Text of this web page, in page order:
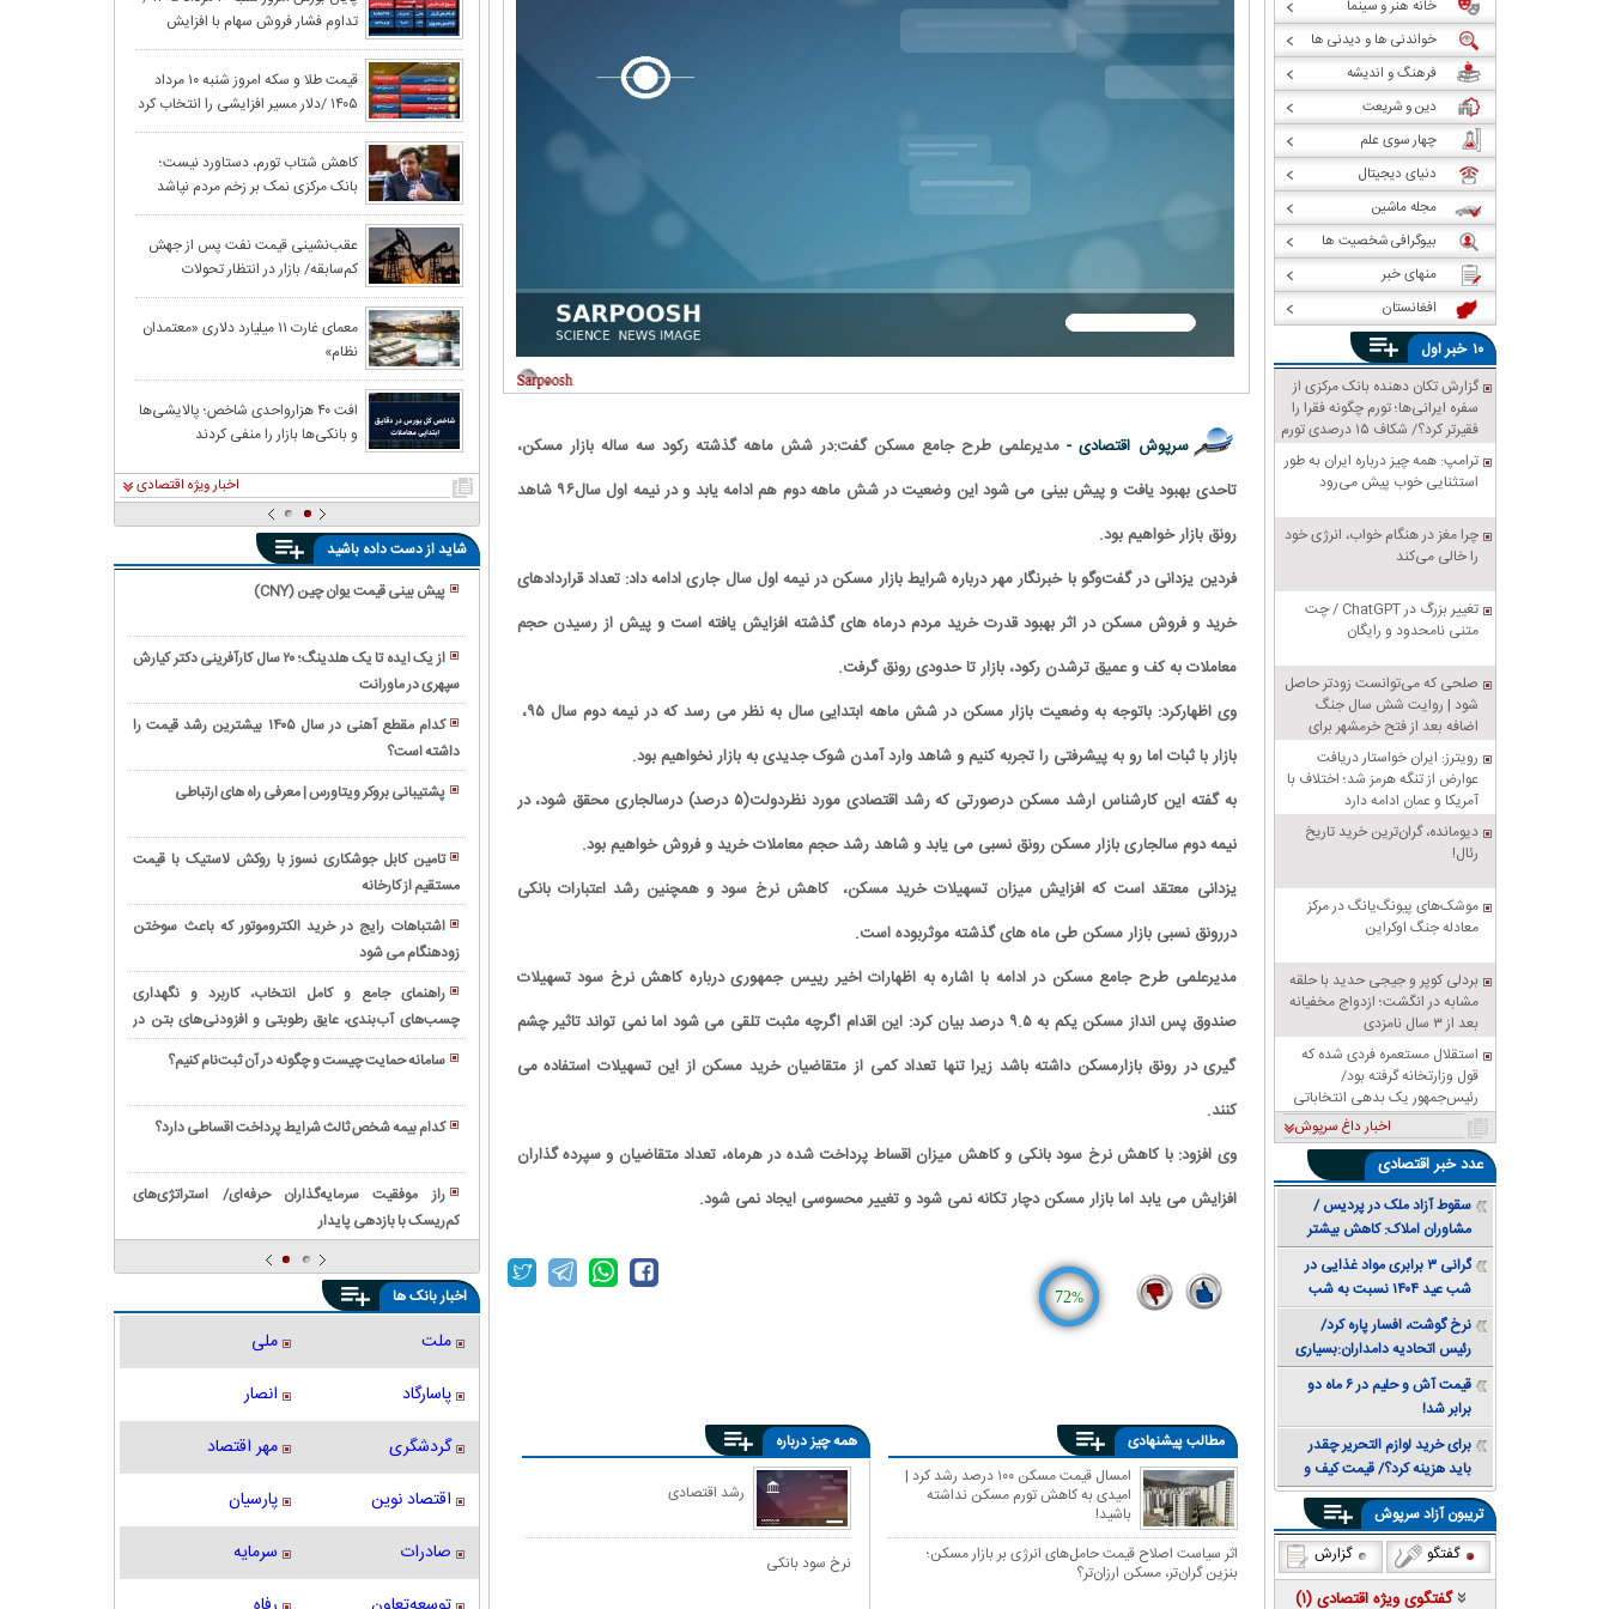
سرپوش اقتصادی - مدیرعلمی طرح جامع مسکن گفت:در شش ماهه گذشته رکود سه ساله بازار مسکن،
تاحدی بهبود یافت و پیش بینی می شود این وضعیت در شش ماهه دوم هم ادامه یابد و در نیمه اول سال۹۶ شاهد
رونق بازار خواهیم بود.
فردین یزدانی در گفت‌وگو با خبرنگار مهر درباره شرایط بازار مسکن در نیمه اول سال جاری ادامه داد: تعداد قراردادهای
خرید و فروش مسکن در اثر بهبود قدرت خرید مردم درماه های گذشته افزایش یافته است و پیش از رسیدن حجم
معاملات به کف و عمیق ترشدن رکود، بازار تا حدودی رونق گرفت.
وی اظهارکرد: باتوجه به وضعیت بازار مسکن در شش ماهه ابتدایی سال به نظر می رسد که در نیمه دوم سال ۹۵، ‌
بازار با ثبات اما رو به پیشرفتی را تجربه کنیم و شاهد وارد آمدن شوک جدیدی به بازار نخواهیم بود.
به گفته این کارشناس ارشد مسکن درصورتی که رشد اقتصادی مورد نظردولت(۵ درصد) درسالجاری محقق شود، در
نیمه دوم سالجاری بازار مسکن رونق نسبی می یابد و شاهد رشد حجم معاملات خرید و فروش خواهیم بود.
یزدانی معتقد است که افزایش میزان تسهیلات خرید مسکن، ‌ کاهش نرخ سود و همچنین رشد اعتبارات بانکی
دررونق نسبی بازار مسکن طی ماه های گذشته موثربوده است.
مدیرعلمی طرح جامع مسکن در ادامه با اشاره به اظهارات اخیر رییس جمهوری درباره کاهش نرخ سود تسهیلات
صندوق پس انداز مسکن یکم به ۹.۵ درصد بیان کرد: این اقدام اگرچه مثبت تلقی می شود اما نمی تواند تاثیر چشم
گیری در رونق بازارمسکن داشته باشد زیرا تنها تعداد کمی از متقاضیان خرید مسکن از این تسهیلات استفاده می
کنند.
وی افزود: با کاهش نرخ سود بانکی و کاهش میزان اقساط پرداخت شده در هرماه، ‌تعداد متقاضیان و سپرده گذاران
افزایش می یابد اما بازار مسکن دچار تکانه نمی شود و تغییر محسوسی ایجاد نمی شود.
72%
مطالب پیشنهادی
امسال قیمت مسکن ۱۰۰ درصد رشد کرد |
امیدی به کاهش تورم مسکن نداشته
باشید!
اثر سیاست اصلاح قیمت حامل‌های انرژی بر بازار مسکن؛
بنزین گران‌تر، مسکن ارزان‌تر؟
همه چیز درباره
رشد اقتصادی
نرخ سود بانکی
تداوم فشار فروش سهام با افزایش
ریسک‌های سیاسی
قیمت طلا و سکه امروز شنبه ۱۰ مرداد
۱۴۰۵ /دلار مسیر افزایشی را انتخاب کرد
کاهش شتاب تورم، دستاورد نیست؛
بانک مرکزی نمک بر زخم مردم نپاشد
عقب‌نشینی قیمت نفت پس از جهش
کم‌سابقه/ بازار در انتظار تحولات
خاورمیانه
معمای غارت ۱۱ میلیارد دلاری «معتمدان
نظام»
افت ۴۰ هزارواحدی شاخص؛ پالایشی‌ها
و بانکی‌ها بازار را منفی کردند
اخبار ویژه اقتصادی
شاید از دست داده باشید
پیش بینی قیمت یوان چین (CNY)
از یک ایده تا یک هلدینگ؛ ۲۰ سال کارآفرینی دکتر کیارش
سپهری در ماورانت
کدام مقطع آهنی در سال ۱۴۰۵ بیشترین رشد قیمت را
داشته است؟
پشتیبانی بروکر ویتاورس | معرفی راه های ارتباطی
تامین کابل جوشکاری نسوز با روکش لاستیک با قیمت
مستقیم از کارخانه
اشتباهات رایج در خرید الکتروموتور که باعث سوختن
زودهنگام می شود
راهنمای جامع و کامل انتخاب، کاربرد و نگهداری
چسب‌های آب‌بندی، عایق رطوبتی و افزودنی‌های بتن در
پروژه‌های ساختمانی
سامانه حمایت چیست و چگونه در آن ثبت‌نام کنیم؟
کدام بیمه شخص ثالث شرایط پرداخت اقساطی دارد؟
راز موفقیت سرمایه‌گذاران حرفه‌ای/ استراتژی‌های
کم‌ریسک با بازدهی پایدار
ثبت
ساخت
و
انواع
اخبار بانک ها
ملت
ملی
پاسارگاد
انصار
گردشگری
مهر اقتصاد
اقتصاد نوین
پارسیان
صادرات
سرمایه
خانه هنر و سینما
خواندنی ها و دیدنی ها
فرهنگ و اندیشه
دین و شریعت
چهار سوی علم
دنیای دیجیتال
مجله ماشین
بیوگرافی شخصیت ها
منهای خبر
افغانستان
۱۰ خبراول
گزارش تکان‌ دهنده بانک مرکزی از
سفره ایرانی‌ها؛ تورم چگونه فقرا را
فقیرتر کرد؟/ شکاف ۱۵ درصدی تورم
میان فقیر و غنی
ترامپ: همه چیز درباره ایران به طور
استثنایی خوب پیش می‌رود
چرا مغز در هنگام خواب، انرژی خود
را خالی می‌کند
تغییر بزرگ در ChatGPT / چت
متنی نامحدود و رایگان
صلحی که می‌توانست زودتر حاصل
شود | روایت شش سال جنگ
اضافه بعد از فتح خرمشهر برای
تنبیه متجاوز
رویترز: ایران خواستار دریافت
عوارض از تنگه هرمز شد؛ اختلاف با
آمریکا و عمان ادامه دارد
دیومانده، گران‌ترین خرید تاریخ
رئال!
موشک‌های پیونگ‌یانگ در مرکز
معادله جنگ اوکراین
بردلی کوپر و جیجی حدید با حلقه‌
مشابه در انگشت؛ ازدواج مخفیانه
بعد از ۳ سال نامزدی
استقلال مستعمره فردی شده که
قول وزارتخانه گرفته بود/
رئیس‌جمهور یک بدهی انتخاباتی
داشت، باشگاه را به او داد!
اخبار داغ سرپوش
عددخبر اقتصادی
سقوط آزاد ملک در پردیس /
مشاوران املاک: کاهش بیشتر
قیمت همچنان محتمل است +
جدول قیمتگرانی ۳ برابری مواد غذایی در
شب عید ۱۴۰۴ نسبت به شب
عید ۱۴۰۳
نرخ گوشت، افسار پاره کرد/
رئیس اتحادیه دامداران:بسیاری
از خانوارها توان خرید مرغ هم
ندارند
قیمت آش و حلیم در ۶ ماه دو
برابر شد!
برای خرید لوازم التحریر چقدر
باید هزینه کرد؟/ قیمت کیف و
کفش مدرسه ۳ برابر شد
تریبون آزاد سرپوش
گفتگو
گزارش
گفتگوی ویژه اقتصادی (۱)